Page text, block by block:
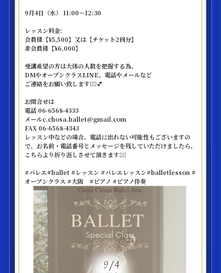
9月4日（水） 11:00～12:30
レッスン料金:
会員様【¥5,500】又は【チケット2回分】
非会員様【¥6,000】
受講希望の方は大体の人数を把握する為、
DMやオープンクラスLINE、電話やメールなど
ご連絡をお願い致します🙂‍↕️💕
お問合せは
電話 06-6568-4333
メールc.chosa.ballet@gmail.com
FAX 06-6568-4343
レッスン中などの場合、電話に出れない可能性もございますの
で、お名前・電話番号とメッセージを残していただけましたら、
こちらより折り返しさせて頂きます🙂‍↕️
#バレエ#ballet #レッスン #バレエレッスン#balletlesson #
オープンクラス #大阪 #ピアノ #ピアノ伴奏